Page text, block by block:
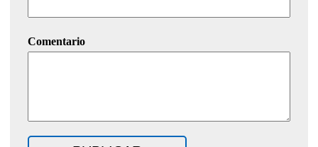
Comentario